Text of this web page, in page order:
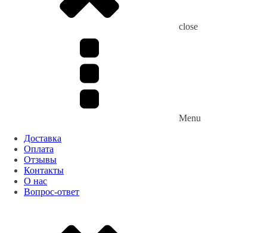
close
Menu
Доставка
Оплата
Отзывы
Контакты
О нас
Вопрос-ответ